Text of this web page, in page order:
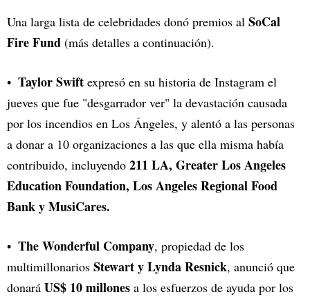
Una larga lista de celebridades donó premios al SoCal
Fire Fund (más detalles a continuación).
Taylor Swift expresó en su historia de Instagram el
jueves que fue "desgarrador ver" la devastación causada
por los incendios en Los Ángeles, y alentó a las personas
a donar a 10 organizaciones a las que ella misma había
contribuido, incluyendo 211 LA, Greater Los Angeles
Education Foundation, Los Angeles Regional Food
Bank y MusiCares.
The Wonderful Company, propiedad de los
multimillonarios Stewart y Lynda Resnick, anunció que
donará US$ 10 millones a los esfuerzos de ayuda por los